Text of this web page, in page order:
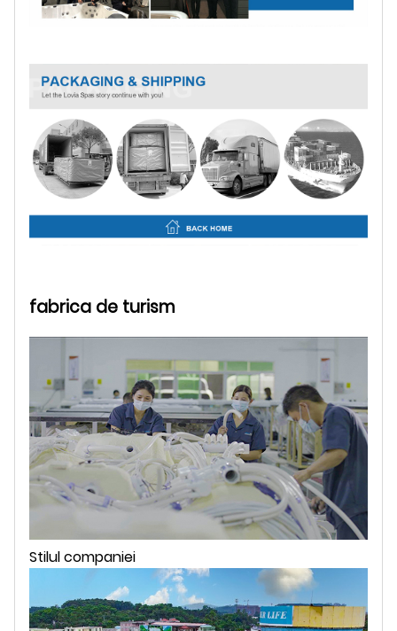
fabrica de turism
Stilul companiei